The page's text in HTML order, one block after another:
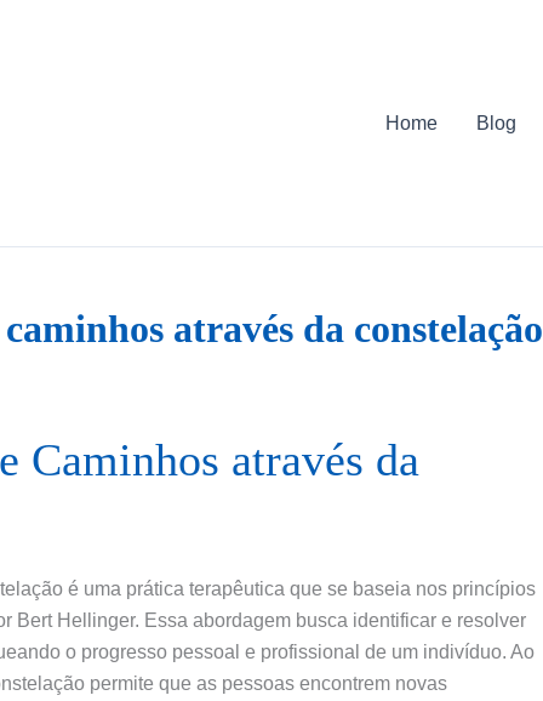
Home Blog
através da constelação
Caminhos através da
é uma prática terapêutica que se baseia nos princípios
Bert Hellinger. Essa abordagem busca identificar e resolver
o progresso pessoal e profissional de um indivíduo. Ao
permite que as pessoas encontrem novas